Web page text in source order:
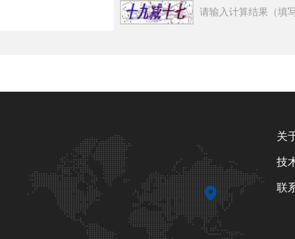
请输入计算结果（填
关
技
联